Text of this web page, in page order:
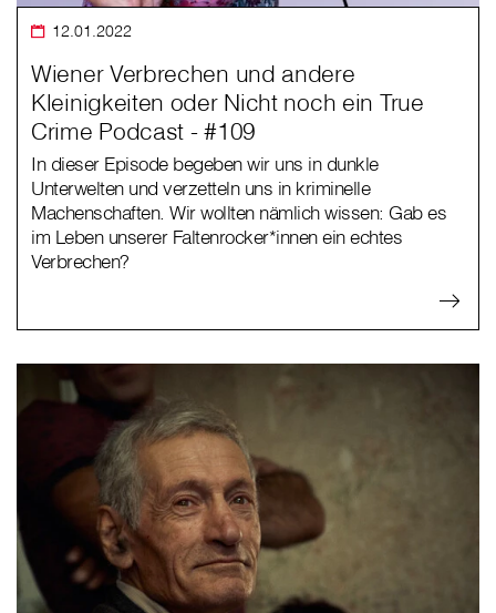
12.01.2022
Wiener Verbrechen und andere
Kleinigkeiten oder Nicht noch ein True
Crime Podcast - #109
In dieser Episode begeben wir uns in dunkle
Unterwelten und verzetteln uns in kriminelle
Machenschaften. Wir wollten nämlich wissen: Gab es
im Leben unserer Faltenrocker*innen ein echtes
Verbrechen?